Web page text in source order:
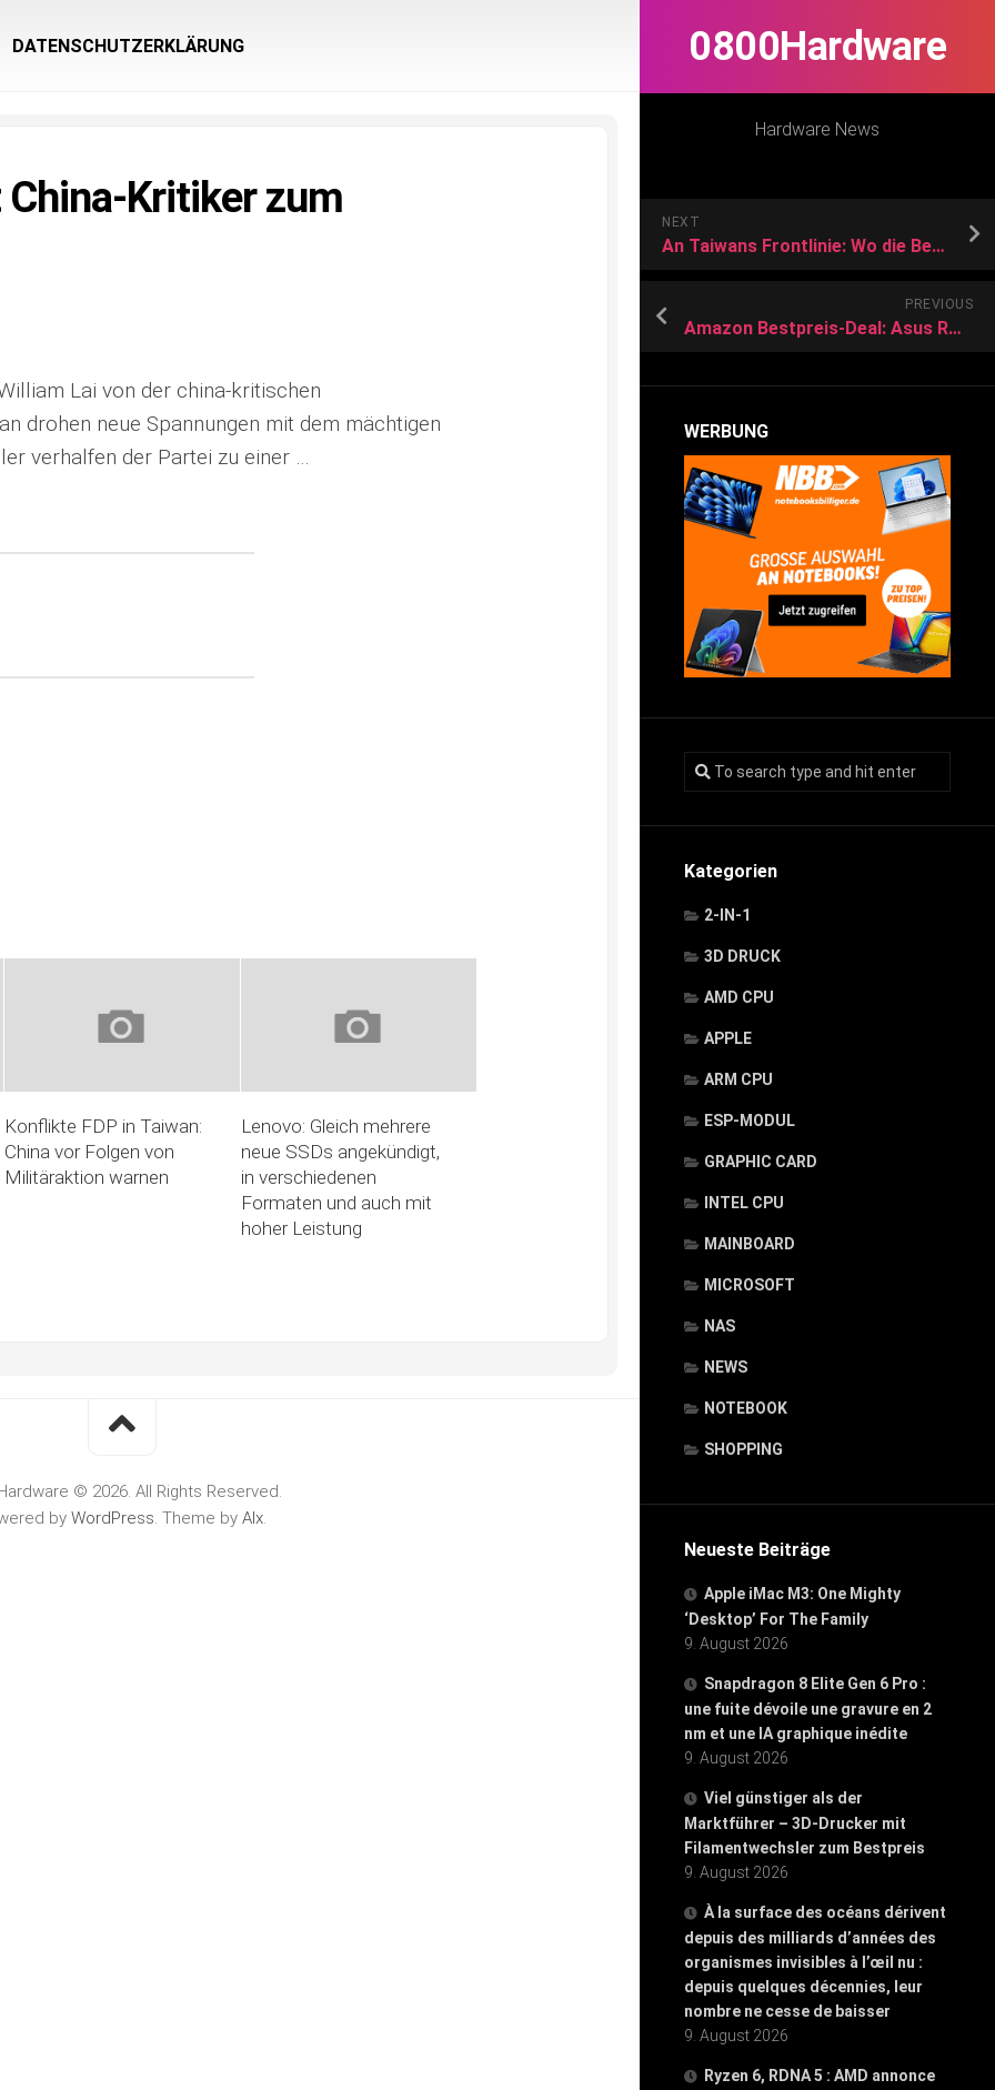
0800Hardware
Hardware News
NEXT
An Taiwans Frontlinie: Wo die Bedrohung durch China zum Greifen nah ist
PREVIOUS
Amazon Bestpreis-Deal: Asus ROG Flow X16 Gaming-Convertible mit Intel Core i9 und GeForce RTX 4060
WERBUNG
Kategorien
2-IN-1
3D DRUCK
AMD CPU
APPLE
ARM CPU
ESP-MODUL
GRAPHIC CARD
INTEL CPU
MAINBOARD
MICROSOFT
NAS
NEWS
NOTEBOOK
SHOPPING
Neueste Beiträge
Apple iMac M3: One Mighty
‘Desktop’ For The Family
9. August 2026
Snapdragon 8 Elite Gen 6 Pro :
une fuite dévoile une gravure en 2
nm et une IA graphique inédite
9. August 2026
Viel günstiger als der
Marktführer – 3D-Drucker mit
Filamentwechsler zum Bestpreis
9. August 2026
À la surface des océans dérivent
depuis des milliards d’années des
organismes invisibles à l’œil nu :
depuis quelques décennies, leur
nombre ne cesse de baisser
9. August 2026
Ryzen 6, RDNA 5 : AMD annonce
DATENSCHUTZERKLÄRUNG
Kritiker zum
Lai von der china-kritischen
drohen neue Spannungen mit dem mächtigen
verhalfen der Partei zu einer …
Konflikte FDP in Taiwan:
China vor Folgen von
Militäraktion warnen
Lenovo: Gleich mehrere
neue SSDs angekündigt,
in verschiedenen
Formaten und auch mit
hoher Leistung
© 2026. All Rights Reserved.
by WordPress. Theme by Alx.